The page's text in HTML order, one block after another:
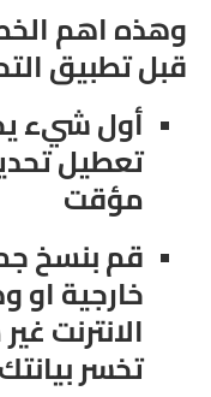
وهذه اهم
قبل تطبيق
أول شيء
تعطيل
مؤقت
قم بنسخ
خارجية
الانترنت
تخسر